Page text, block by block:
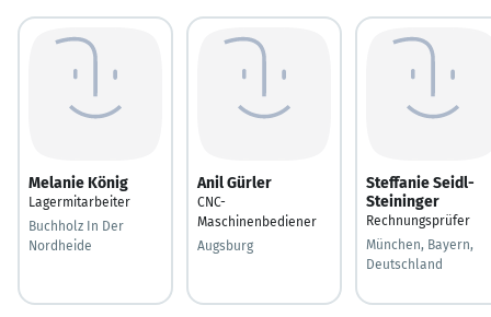
Melanie König
Lagermitarbeiter
Buchholz In Der
Nordheide
Anil Gürler
CNC-
Maschinenbediener
Augsburg
Steffanie Seidl-
Steininger
Rechnungsprüfer
München, Bayern,
Deutschland